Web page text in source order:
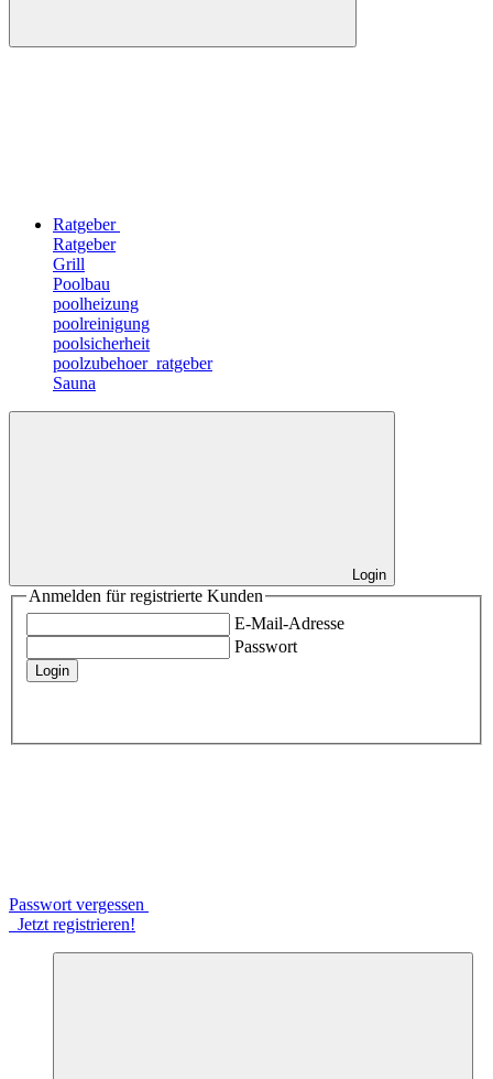
Ratgeber
Ratgeber
Grill
Poolbau
poolheizung
poolreinigung
poolsicherheit
poolzubehoer_ratgeber
Sauna
Login
Anmelden für registrierte Kunden
E-Mail-Adresse
Passwort
Login
Passwort vergessen
Jetzt registrieren!